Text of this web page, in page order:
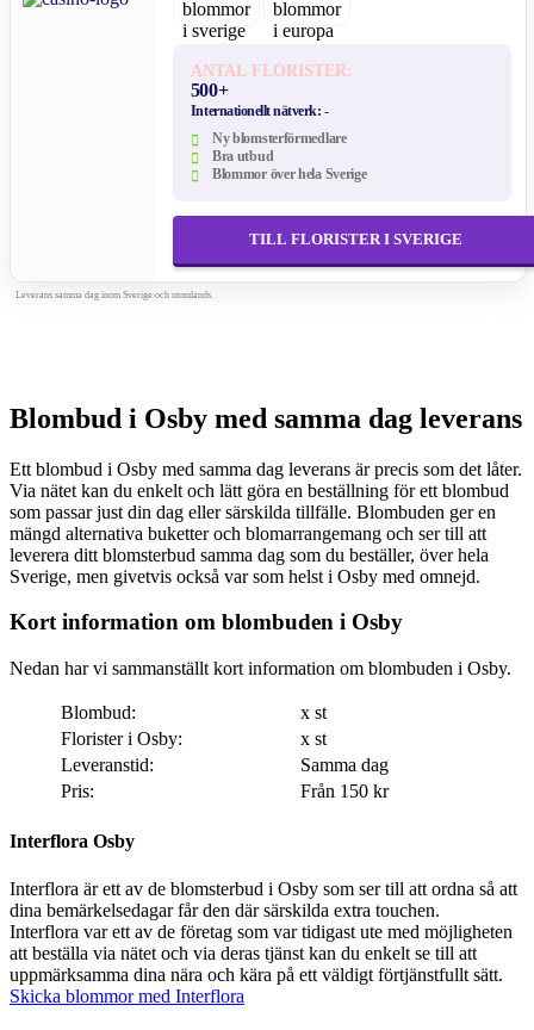
ANTAL FLORISTER:
500+
Internationellt nätverk: -
Ny blomsterförmedlare
Bra utbud
Blommor över hela Sverige
TILL FLORISTER I SVERIGE
Leverans samma dag inom Sverige och utomlands.
Blombud i Osby med samma dag leverans
Ett blombud i Osby med samma dag leverans är precis som det låter.
Via nätet kan du enkelt och lätt göra en beställning för ett blombud
som passar just din dag eller särskilda tillfälle. Blombuden ger en
mängd alternativa buketter och blomarrangemang och ser till att
leverera ditt blomsterbud samma dag som du beställer, över hela
Sverige, men givetvis också var som helst i Osby med omnejd.
Kort information om blombuden i Osby
Nedan har vi sammanställt kort information om blombuden i Osby.
Blombud:
x st
Florister i Osby:
x st
Leveranstid:
Samma dag
Pris:
Från 150 kr
Interflora Osby
Interflora är ett av de blomsterbud i Osby som ser till att ordna så att
dina bemärkelsedagar får den där särskilda extra touchen.
Interflora var ett av de företag som var tidigast ute med möjligheten
att beställa via nätet och via deras tjänst kan du enkelt se till att
uppmärksamma dina nära och kära på ett väldigt förtjänstfullt sätt.
Skicka blommor med Interflora